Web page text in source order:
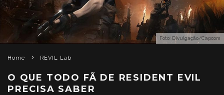
Foto: Divulgação/Capcom
Home REVIL Lab
O QUE TODO FÃ DE RESIDENT EVIL
PRECISA SABER